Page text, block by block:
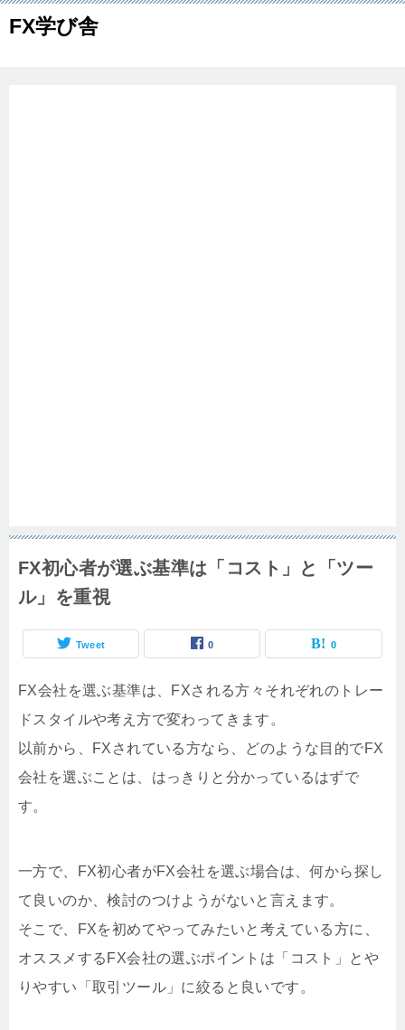
FX学び舎
FX初心者が選ぶ基準は「コスト」と「ツー
ル」を重視
Tweet 0 0
FX会社を選ぶ基準は、FXされる方々それぞれのトレー
ドスタイルや考え方で変わってきます。
以前から、FXされている方なら、どのような目的でFX
会社を選ぶことは、はっきりと分かっているはずで
す。
一方で、FX初心者がFX会社を選ぶ場合は、何から探し
て良いのか、検討のつけようがないと言えます。
そこで、FXを初めてやってみたいと考えている方に、
オススメするFX会社の選ぶポイントは「コスト」とや
りやすい「取引ツール」に絞ると良いです。